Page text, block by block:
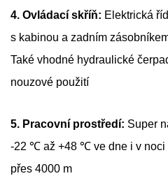
4. Ovládací skříň: Elektrická
s kabinou a zadním
Také vhodné hydraulické
nouzové použití
5. Pracovní prostředí: Super
-22 ℃ až +48 ℃ ve dne i v noci
přes 4000 m